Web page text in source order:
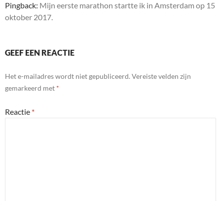
Pingback: Mijn eerste marathon startte ik in Amsterdam op 15
oktober 2017.
GEEF EEN REACTIE
Het e-mailadres wordt niet gepubliceerd. Vereiste velden zijn
gemarkeerd met *
Reactie *